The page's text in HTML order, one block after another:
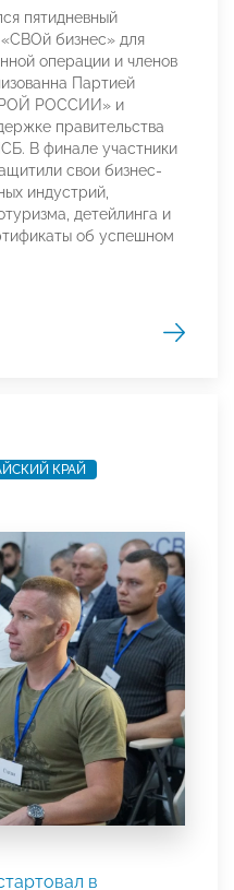
пятидневный
бизнес» для
операции и членов
Партией
РОССИИ» и
правительства
В финале участники
свои бизнес-
индустрий,
детейлинга и
об успешном
КРАЙ
в